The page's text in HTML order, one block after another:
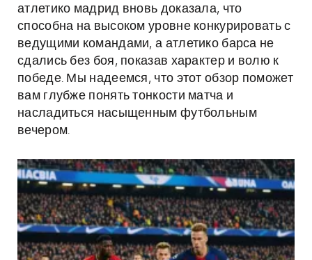
атлетико мадрид вновь доказала, что
способна на высоком уровне конкурировать с
ведущими командами, а атлетико барса не
сдались без боя, показав характер и волю к
победе. Мы надеемся, что этот обзор поможет
вам глубже понять тонкости матча и
насладиться насыщенным футбольным
вечером.